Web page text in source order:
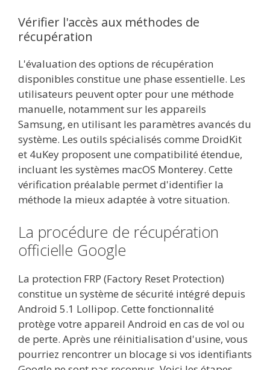
Vérifier l'accès aux méthodes de
récupération
L'évaluation des options de récupération
disponibles constitue une phase essentielle. Les
utilisateurs peuvent opter pour une méthode
manuelle, notamment sur les appareils
Samsung, en utilisant les paramètres avancés du
système. Les outils spécialisés comme DroidKit
et 4uKey proposent une compatibilité étendue,
incluant les systèmes macOS Monterey. Cette
vérification préalable permet d'identifier la
méthode la mieux adaptée à votre situation.
La procédure de récupération
officielle Google
La protection FRP (Factory Reset Protection)
constitue un système de sécurité intégré depuis
Android 5.1 Lollipop. Cette fonctionnalité
protège votre appareil Android en cas de vol ou
de perte. Après une réinitialisation d'usine, vous
pourriez rencontrer un blocage si vos identifiants